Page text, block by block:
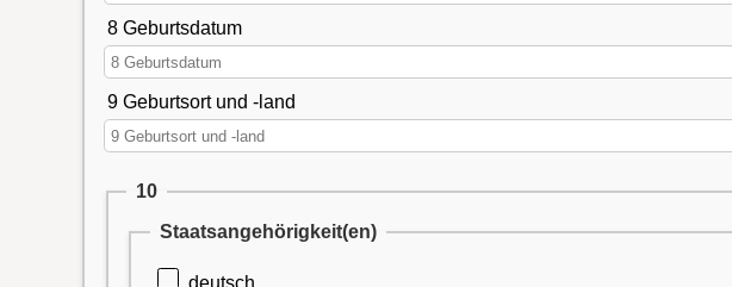
8 Geburtsdatum
9 Geburtsort und -land
10
Staatsangehörigkeit(en)
deutsch